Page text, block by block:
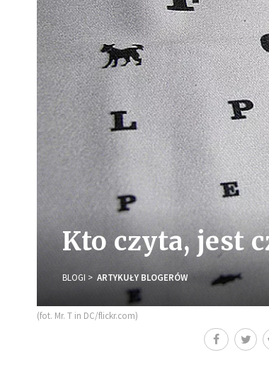
Kto czyta, jest
BLOGI ARTYKUŁY BLOGERÓW
(fot. Mr. T in DC/flickr.com)